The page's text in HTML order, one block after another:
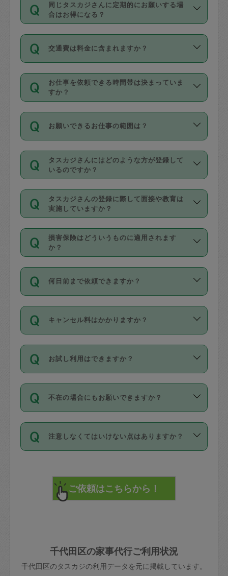
値、などで除々に設定可能な最高額が上
がっていく仕組みになっています。
Master／JCB／AMERICAN EXPRESS／
Diners Club）のみとなります。
を行う際にご入力ください。プロフィー
ル登録時にはご入力いただかなくても大
丈夫です。
デビットカード・プリペイドカード（Vプ
リカ、au WALLETなど）は支払にはご利
銀行振込や現金払いも対応していませ
なお、タスカジさんの交通費も、依頼料
金のご請求と合わせてお支払いとなりま
動計算で表示されます。
同じタスカジさんに定期的にお願いする場
合はお得になる？
依頼には「スポット」と「定期（毎週｜
隔週）」があり、「定期」の依頼は「ス
ポット」よりお得な料金でご利用できま
す。
定期の最低利用回数は設けていない代わ
りに、一定数を超えたキャンセルは有償
（例：毎週定期の場合は３回以上のキャ
ンセルが有償（1200円、隔週定期の場合
は２回以上のキャンセルが有償（1200
交通費は料金に含まれますか？
交通費は依頼料金とは別途発生し、依頼
料金のご請求と合わせてお支払いとなり
ます。交通費の金額は「依頼の詳細」に
お仕事を依頼できる時間帯は決まっていま
すか？
時間帯は3種類あります。いずれも１回あ
たり３時間です。
・ＡＭ ９時～１２時
・ＰＭ １３時～１６時
・夜 １８時～２１時
開始時間を２時間前後変更することが可
能です。依頼送信後、個別にタスカジさ
んにメッセージを送り調整してくださ
い。ただし、２時間を越えての調整はで
時間も被らない場合、損害保険の対象外
お願いできるお仕事の範囲は？
掃除、整理収納、洗濯、買い物、料理、
作り置きです。タスカジさんによってで
きる仕事の範囲が異なりますので、依頼
する前にタスカジさんのプロフィールで
確認してください。
基本的に、高所での作業や危険作業、屋
外での作業は対象外です。
タスカジさんにはどのような方が登録して
いるのですか？
主婦として長年の家事経験をお持ちの
方、栄養士・調理師といった資格者で保
育園や学校の給食やレストランで料理関
係の専門職に従事されていた方、日本で
すでにハウスキーパーや英語の先生とし
てお仕事をしているフィリピン出身の
社員など様々なバックグラウンドの方が
登録しています。
日本語も話せる方など様々です。
ールに記載していますので、各自の得意
を依頼してください。
タスカジさんの登録に際して面接や教育は
実施していますか？
応募の際に、各自事務局との面接と説明
を行っています。その後、身分証明書の
写真提出をしていただいています。外国
確認しています。タスカジさんトレーニ
ング動画を使ったセルフトレーニングの
現場トライアルを受け、合格したタスカ
ジさんが活動されています。
※テストセンターの講評は１件目のレビュ
参考
【詳細】タスカジさんの登録に際
損害保険はどういうものに適用されます
か？
依頼者とタスカジさんとの間でタスカジ
を通して成立した作業時間内での作業に
適用されます。作業範囲は、掃除、洗
です。作業中に物を壊したり、人にけが
をさせたりした場合が対象で、補償金額
す。
写真を撮り、
詳細FAQ：
損害賠償保険について教えて
何日前まで依頼できますか？
ご依頼は、現在を起点に3日後（72時間
以降）の日時から受付可能となっていま
す。
タスカジさんへ「募集」をかけることが
可能です。
キャンセル料はかかりますか？
キャンセル料には、以下の2種類がありま
す。
1. 直前キャンセル（定期、スポット契約
共通）
72時間を超える※と、以下のキャンセル
料が発生します。
直前キャンセル料：
72時間前〜24時間前＝依頼料金の50%
依頼者不在による当日キャンセル＝依頼
金額の100%＋交通費全額
お試し利用はできますか？
「お試し利用」というメニューはありま
せんが、「一回のみ」依頼を活用するこ
とによって、気に入ったタスカジさんを
まず、条件の合う気になるタスカジさ
みてください。
その後、一番気に入ったタスカジさんに
不在の場合にもお願いできますか？
不在の場合の作業はタスカジさんの同意
が必要です。数回の依頼ののち、タスカ
ジさんと依頼者の間で十分な信頼関係が
てください。
不在時に部屋に入るためにタスカジさん
きた場合は損害保険の対象外となるので
ご注意ください。
注意しなくてはいけない点はありますか？
で、必ず鍵のかかるロッカーや金庫に入
れて依頼者の責任の元管理するよう心掛
けてください。
玉、など
あわせてこちらも参照ください：初めて
千代田区の家事代行ご利用状況
千代田区のタスカジの利用データを元に掲載しています。